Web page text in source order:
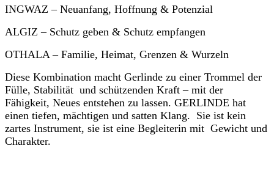
INGWAZ – Neuanfang, Hoffnung & Potenzial
ALGIZ – Schutz geben & Schutz empfangen
OTHALA – Familie, Heimat, Grenzen & Wurzeln
Diese Kombination macht Gerlinde zu einer Trommel der
Fülle, Stabilität und schützenden Kraft – mit der
Fähigkeit, Neues entstehen zu lassen. GERLINDE hat
einen tiefen, mächtigen und satten Klang. Sie ist kein
zartes Instrument, sie ist eine Begleiterin mit Gewicht und
Charakter.